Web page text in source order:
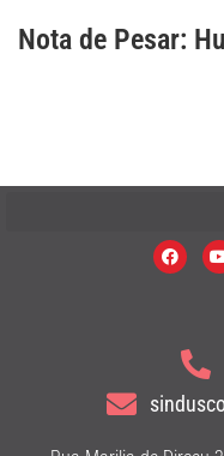
Nota de Pesar: